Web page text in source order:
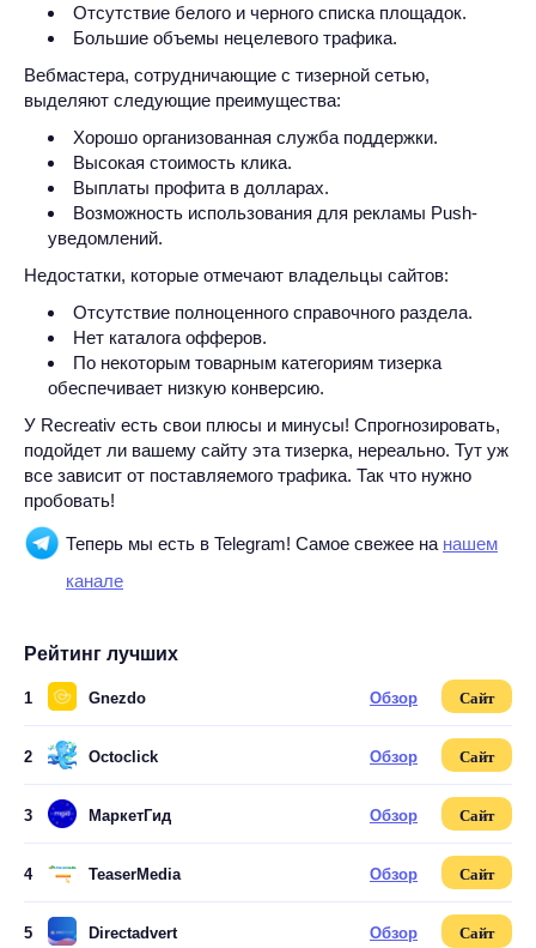
Отсутствие белого и черного списка площадок.
Большие объемы нецелевого трафика.
Вебмастера, сотрудничающие с тизерной сетью,
выделяют следующие преимущества:
Хорошо организованная служба поддержки.
Высокая стоимость клика.
Выплаты профита в долларах.
Возможность использования для рекламы Push-
уведомлений.
Недостатки, которые отмечают владельцы сайтов:
Отсутствие полноценного справочного раздела.
Нет каталога офферов.
По некоторым товарным категориям тизерка
обеспечивает низкую конверсию.
У Recreativ есть свои плюсы и минусы! Спрогнозировать,
подойдет ли вашему сайту эта тизерка, нереально. Тут уж
все зависит от поставляемого трафика. Так что нужно
пробовать!
Теперь мы есть в Telegram! Самое свежее на нашем
канале
Рейтинг лучших
1 Gnezdo Обзор Сайт
2 Octoclick Обзор Сайт
3 МаркетГид Обзор Сайт
4 TeaserMedia Обзор Сайт
5 Directadvert Обзор Сайт